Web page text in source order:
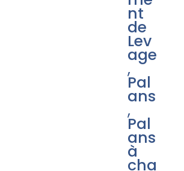
nt
de
Lev
age
,
Pal
ans
,
Pal
ans
à
cha